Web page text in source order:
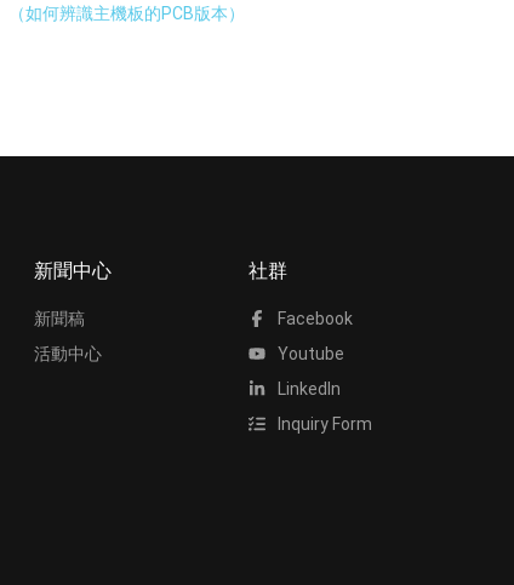
（如何辨識主機板的PCB版本）
新聞中心
新聞稿
活動中心
社群
Facebook
Youtube
LinkedIn
Inquiry Form